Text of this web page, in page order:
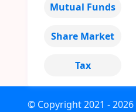
Mutual Funds
Share Market
Tax
© Copyright2021 - 2026